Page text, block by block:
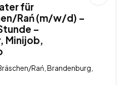
für
Rań (m/w/d) –
–
Minijob,
Rań, Brandenburg,